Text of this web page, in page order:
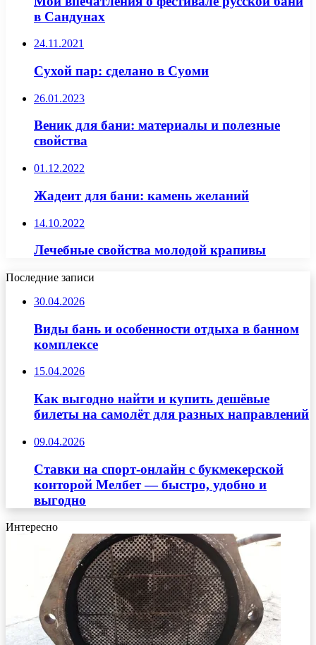
в Сандунах
24.11.2021
Сухой пар: сделано в Суоми
26.01.2023
Веник для бани: материалы и полезные
свойства
01.12.2022
Жадеит для бани: камень желаний
14.10.2022
Лечебные свойства молодой крапивы
Последние записи
30.04.2026
Виды бань и особенности отдыха в банном
комплексе
15.04.2026
Как выгодно найти и купить дешёвые
билеты на самолёт для разных направлений
09.04.2026
Ставки на спорт-онлайн с букмекерской
конторой Мелбет — быстро, удобно и
выгодно
Интересно